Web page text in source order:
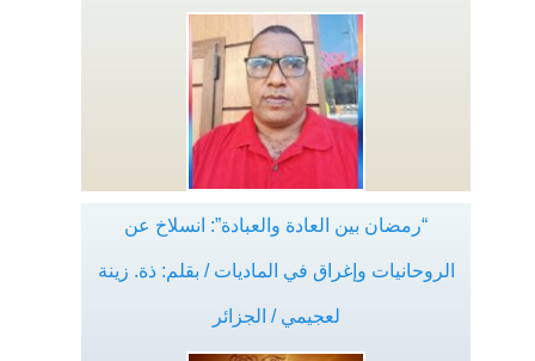
“رمضان بين العادة والعبادة”: انسلاخ عن
الروحانيات وإغراق في الماديات / بقلم: ذة. زينة
لعجيمي / الجزائر